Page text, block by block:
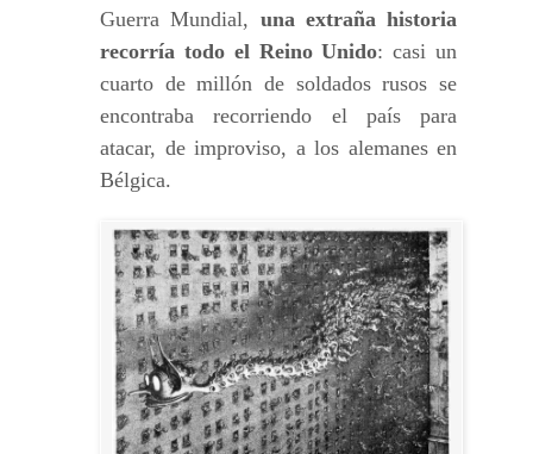
Guerra Mundial, una extraña historia
recorría todo el Reino Unido: casi un
cuarto de millón de soldados rusos se
encontraba recorriendo el país para
atacar, de improviso, a los alemanes en
Bélgica.